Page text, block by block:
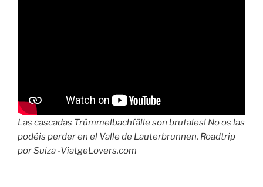
Las cascadas Trümmelbachfälle son brutales! No os las
podéis perder en el Valle de Lauterbrunnen. Roadtrip
por Suiza -ViatgeLovers.com